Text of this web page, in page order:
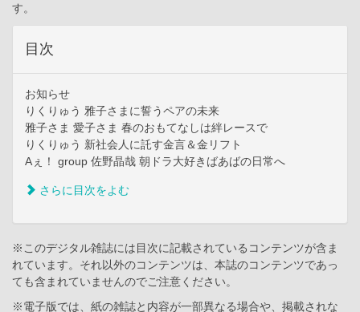
す。
目次
お知らせ
りくりゅう 雅子さまに誓うペアの未来
雅子さま 愛子さま 春のおもてなしは絆レースで
りくりゅう 新社会人に託す金言＆金リフト
Aぇ！ group 佐野晶哉 朝ドラ大好きばあばの日常へ
さらに目次をよむ
※このデジタル雑誌には目次に記載されているコンテンツが含ま
れています。それ以外のコンテンツは、本誌のコンテンツであっ
ても含まれていませんのでご注意ください。
※電子版では、紙の雑誌と内容が一部異なる場合や、掲載されな